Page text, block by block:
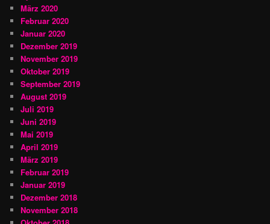
März 2020
Februar 2020
Januar 2020
Dezember 2019
November 2019
Oktober 2019
September 2019
August 2019
Juli 2019
Juni 2019
Mai 2019
April 2019
März 2019
Februar 2019
Januar 2019
Dezember 2018
November 2018